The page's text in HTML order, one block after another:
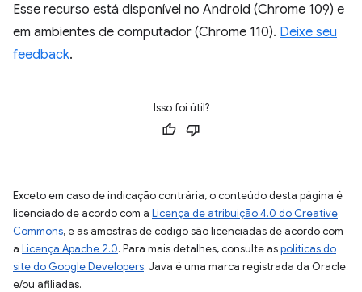
Esse recurso está disponível no Android (Chrome 109) e
em ambientes de computador (Chrome 110). Deixe seu
feedback.
Isso foi útil?
Exceto em caso de indicação contrária, o conteúdo desta página é
licenciado de acordo com a Licença de atribuição 4.0 do Creative
Commons, e as amostras de código são licenciadas de acordo com
a Licença Apache 2.0. Para mais detalhes, consulte aspolíticas do
site do Google Developers. Java é uma marca registrada da Oracle
e/ou afiliadas.